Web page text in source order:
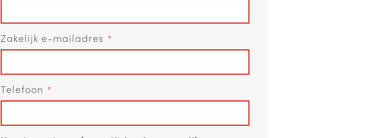
Zakelijk e-mailadres
Telefoon